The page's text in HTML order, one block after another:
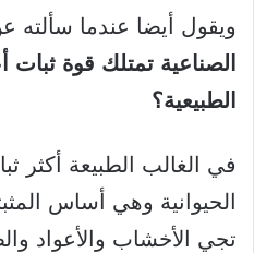
ويقول أيضا عندما سألته
الصناعية تمتلك قوة
الطبيعية؟
في الغالب الطبيعة أكثر
الحيوانية وهي أساس
تجي الأخشاب والأعواد